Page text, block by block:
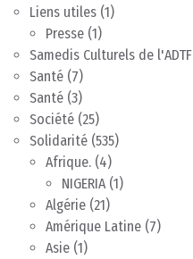
Liens utiles (1)
Presse (1)
Samedis Culturels de l'ADTF
Santé (7)
Santé (3)
Société (25)
Solidarité (535)
Afrique. (4)
NIGERIA(1)
Algérie (21)
Amérique Latine (7)
Asie (1)